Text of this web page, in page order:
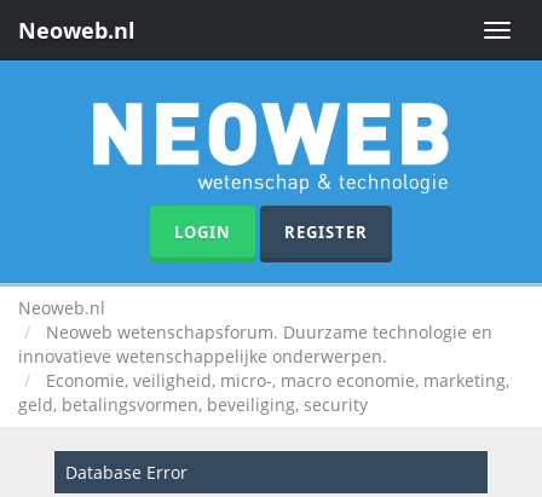
Toggle
Neoweb.nl
LOGIN REGISTER
Neoweb.nl
Neoweb wetenschapsforum. Duurzame technologie en
innovatieve wetenschappelijke onderwerpen.
Economie, veiligheid, micro-, macro economie, marketing,
geld, betalingsvormen, beveiliging, security
Database Error